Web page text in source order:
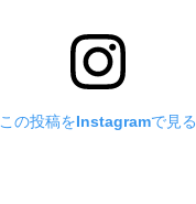
この投稿をInstagramで見る